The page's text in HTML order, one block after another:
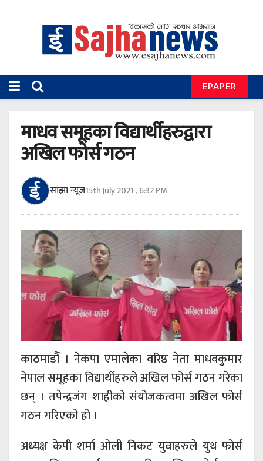
EPAPER
माधव समूहका विद्यार्थीहरुद्वारा
अखिल फोर्स गठन
साझा न्यूज15th July 2021 , 6:32 PM
काठमाडौँ । नेकपा एमालेका वरिष्ठ नेता माधवकुमार
नेपाल समूहका विद्यार्थीहरुले अखिल फोर्स गठन गरेका
छन् । तपेन्द्रजंग शाहीको संयोजकत्वमा अखिल फोर्स
गठन गरिएको हो ।
अध्यक्ष केपी शर्मा ओली निकट युवाहरुले युथ फोर्स